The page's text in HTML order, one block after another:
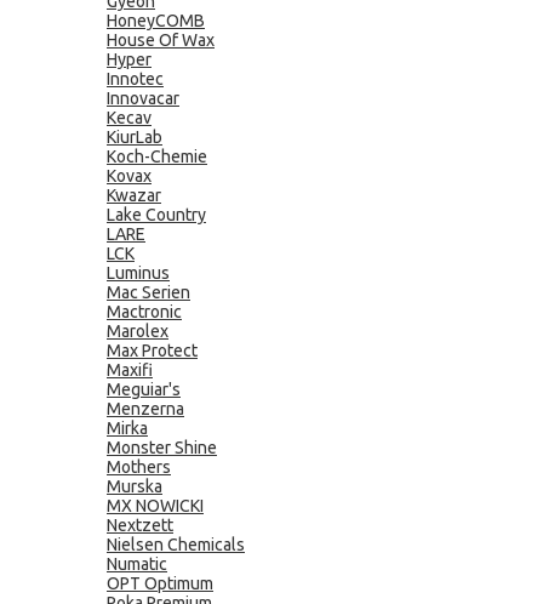
HoneyCOMB
House Of Wax
Hyper
Innotec
Innovacar
Kecav
KiurLab
Koch-Chemie
Kovax
Kwazar
Lake Country
LARE
LCK
Luminus
Mac Serien
Mactronic
Marolex
Max Protect
Maxifi
Meguiar's
Menzerna
Mirka
Monster Shine
Mothers
Murska
MX NOWICKI
Nextzett
Nielsen Chemicals
Numatic
OPT Optimum